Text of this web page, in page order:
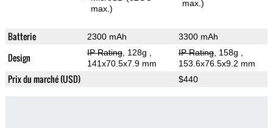
max.)
max.)
Batterie 2300 mAh 3300 mAh
Design IP Rating, 128g
141x70.5x7.9 mm
IP Rating, 158g
153.6x76.5x9.2 mm
Prix du marché (USD) $440